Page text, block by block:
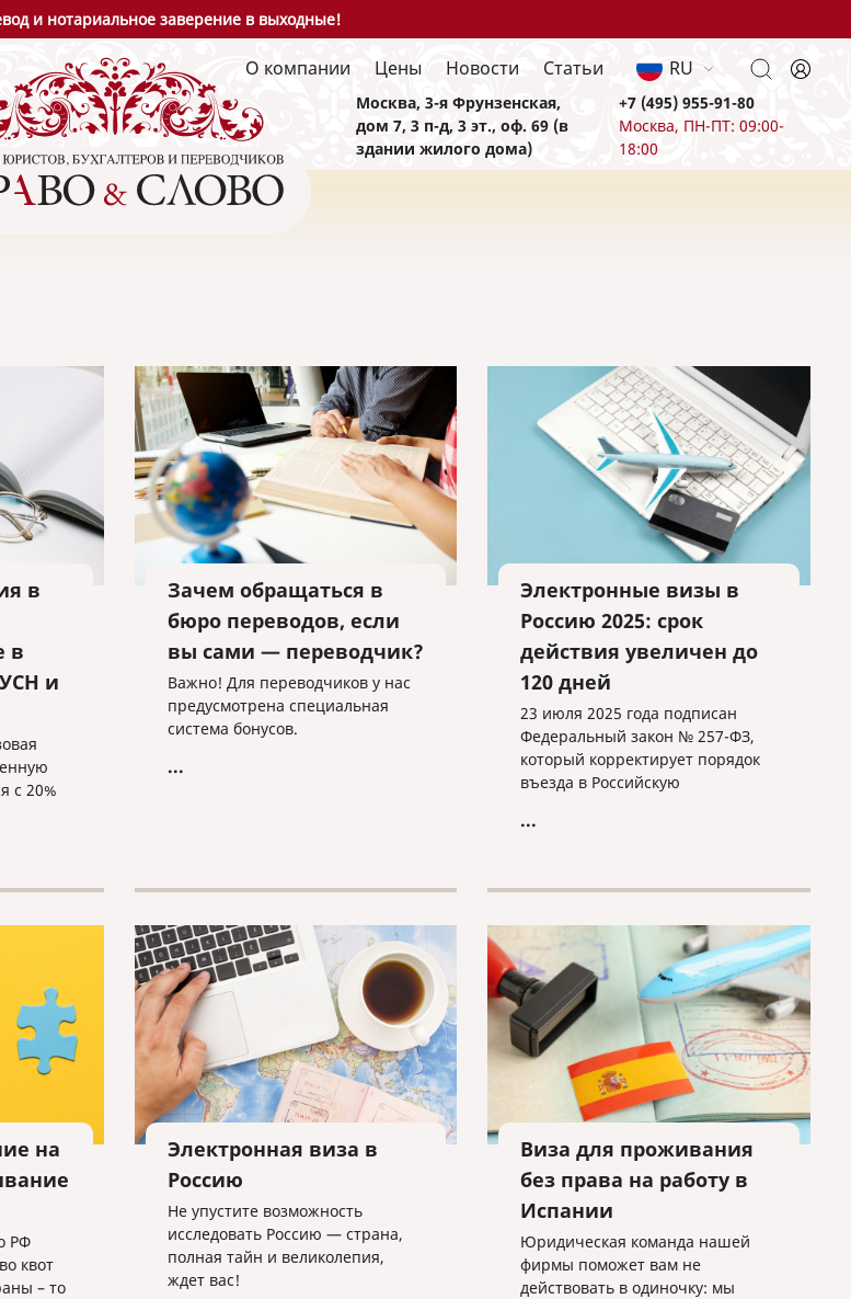
и нотариальное заверение в выходные!
О компании Цены Новости Статьи RU
Москва, 3-я Фрунзенская,
дом 7, 3 п-д, 3 эт., оф. 69 (в
здании жилого дома)
+7 (495) 955-91-80
Москва, ПН-ПТ: 09:00-
18:00
в
в
и
с 20%
Зачем обращаться в
бюро переводов, если
вы сами — переводчик?
Важно! Для переводчиков у нас
предусмотрена специальная
система бонусов.
...
Электронные визы в
Россию 2025: срок
действия увеличен до
120 дней
23 июля 2025 года подписан
Федеральный закон № 257-ФЗ,
который корректирует порядок
въезда в Российскую
нововведений:
...
на
РФ
квот
– то
Электронная виза в
Россию
Не упустите возможность
исследовать Россию — страна,
полная тайн и великолепия,
ждет вас!
Виза для проживания
без права на работу в
Испании
Юридическая команда нашей
фирмы поможет вам не
действовать в одиночку: мы